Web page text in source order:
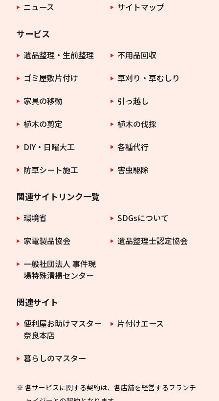
ニュース
サイトマップ
サービス
遺品整理・生前整理
不用品回収
ゴミ屋敷片付け
草刈り・草むしり
家具の移動
引っ越し
植木の剪定
植木の伐採
DIY・日曜大工
各種代行
防草シート施工
害虫駆除
関連サイトリンク一覧
環境省
SDGsについて
家電製品協会
遺品整理士認定協会
一般社団法人 事件現
場特殊清掃センター
関連サイト
便利屋お助けマスター
奈良本店
片付けエース
暮らしのマスター
※ 各サービスに関する契約は、各店舗を経営するフランチ